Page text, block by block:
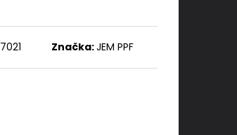
7021 Značka:JEM PPF